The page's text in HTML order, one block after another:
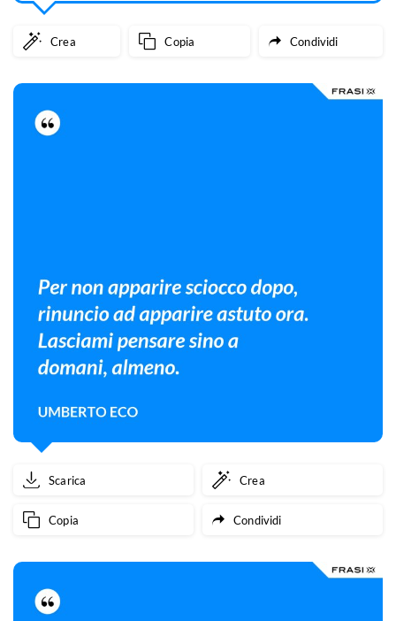
Crea Copia Condividi
Scarica Crea
Copia Condividi